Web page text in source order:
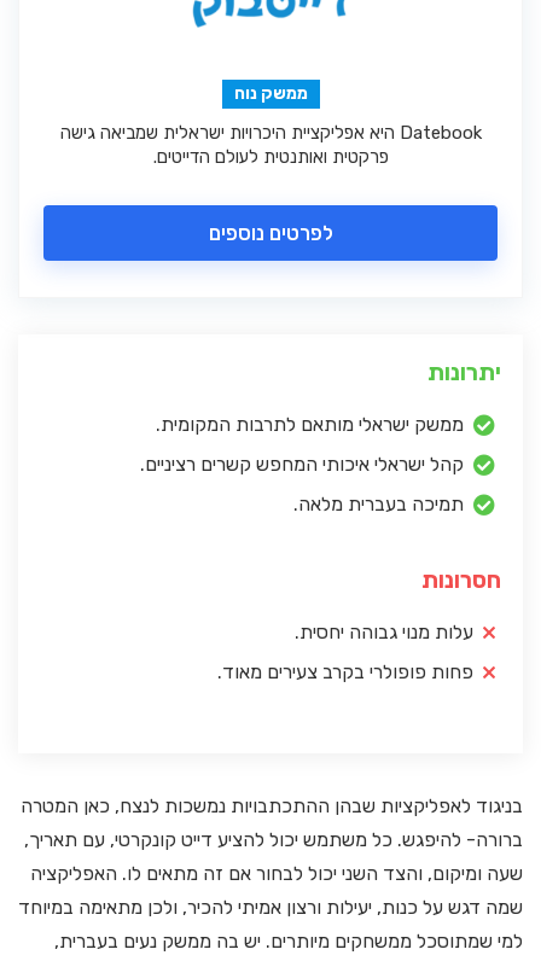
ממשק נוח
Datebook היא אפליקציית היכרויות ישראלית שמביאה גישה
פרקטית ואותנטית לעולם הדייטים.
לפרטים נוספים
יתרונות
ממשק ישראלי מותאם לתרבות המקומית.
קהל ישראלי איכותי המחפש קשרים רציניים.
תמיכה בעברית מלאה.
חסרונות
עלות מנוי גבוהה יחסית.
פחות פופולרי בקרב צעירים מאוד.
בניגוד לאפליקציות שבהן ההתכתבויות נמשכות לנצח, כאן המטרה
ברורה- להיפגש. כל משתמש יכול להציע דייט קונקרטי, עם תאריך,
שעה ומיקום, והצד השני יכול לבחור אם זה מתאים לו. האפליקציה
שמה דגש על כנות, יעילות ורצון אמיתי להכיר, ולכן מתאימה במיוחד
למי שמתוסכל ממשחקים מיותרים. יש בה ממשק נעים בעברית,